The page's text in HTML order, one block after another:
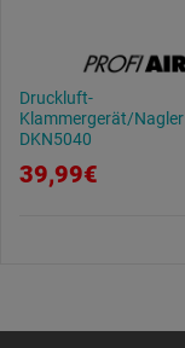
Druckluft-
Klammergerät/Nagler
DKN5040
39,99€